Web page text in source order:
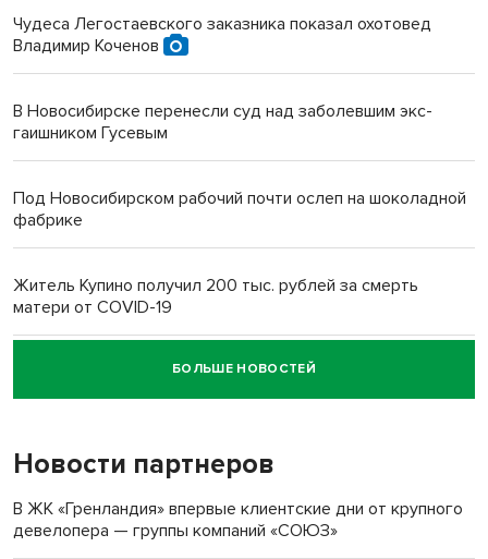
Чудеса Легостаевского заказника показал охотовед
Владимир Коченов
В Новосибирске перенесли суд над заболевшим экс-
гаишником Гусевым
Под Новосибирском рабочий почти ослеп на шоколадной
фабрике
Житель Купино получил 200 тыс. рублей за смерть
матери от COVID-19
Новосибирский суд наказал водителя за смерть
пенсионерки на вокзале
«Мы живём на пастбище!»: в новосибирском селе лошади
терроризируют жителей
Инвалид получил условный срок за избиение врачей
БОЛЬШЕ НОВОСТЕЙ
Новости партнеров
В ЖК «Гренландия» впервые клиентские дни от крупного
девелопера — группы компаний «СОЮЗ»